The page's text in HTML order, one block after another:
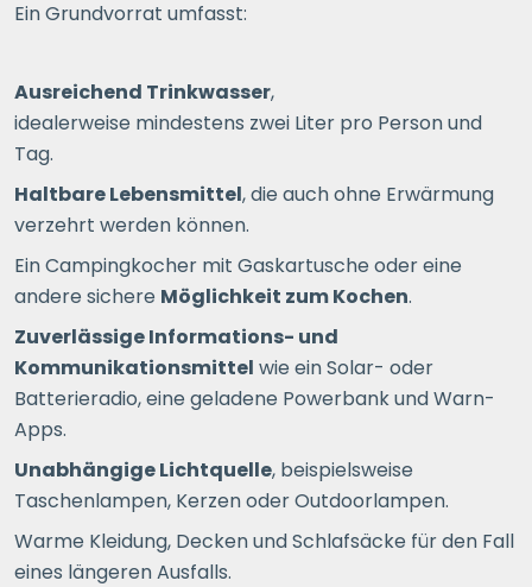
Ein Grundvorrat umfasst:
Ausreichend Trinkwasser,
idealerweise mindestens zwei Liter pro Person und
Tag.
Haltbare Lebensmittel, die auch ohne Erwärmung
verzehrt werden können.
Ein Campingkocher mit Gaskartusche oder eine
andere sichere Möglichkeit zum Kochen.
Zuverlässige Informations- und
Kommunikationsmittel wie ein Solar- oder
Batterieradio, eine geladene Powerbank und Warn-
Apps.
Unabhängige Lichtquelle, beispielsweise
Taschenlampen, Kerzen oder Outdoorlampen.
Warme Kleidung, Decken und Schlafsäcke für den Fall
eines längeren Ausfalls.